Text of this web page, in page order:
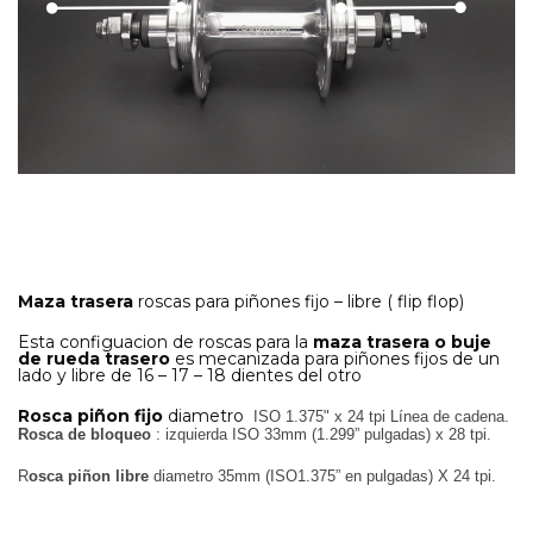
Maza trasera roscas para piñones fijo – libre ( flip flop)
Esta configuacion de roscas para la maza trasera o buje
de rueda trasero es mecanizada para piñones fijos de un
lado y libre de 16 – 17 – 18 dientes del otro
Rosca piñon fijo diametro
ISO 1.375" x 24 tpi Línea de cadena.
Rosca de bloqueo : izquierda ISO 33mm (1.299” pulgadas) x 28 tpi.
Rosca piñon libre diametro 35mm (ISO1.375” en pulgadas) X 24 tpi.